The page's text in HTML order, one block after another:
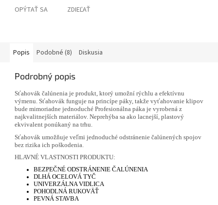
OPÝTAŤ SA ZDIEĽAŤ
Popis Podobné (8) Diskusia
Podrobný popis
Sťahovák čalúnenia je produkt, ktorý umožní rýchlu a efektívnu
výmenu. Sťahovák funguje na princípe páky, takže vyťahovanie klipov
bude mimoriadne jednoduché Profesionálna páka je vyrobená z
najkvalitnejších materiálov. Neprehýba sa ako lacnejší, plastový
ekvivalent ponúkaný na trhu.
Sťahovák umožňuje veľmi jednoduché odstránenie čalúnených spojov
bez rizika ich poškodenia.
HLAVNÉ VLASTNOSTI PRODUKTU:
BEZPEČNÉ ODSTRÁNENIE ČALÚNENIA
DLHÁ OCELOVÁ TYČ
UNIVERZÁLNA VIDLICA
POHODLNÁ RUKOVÄŤ
PEVNÁ STAVBA